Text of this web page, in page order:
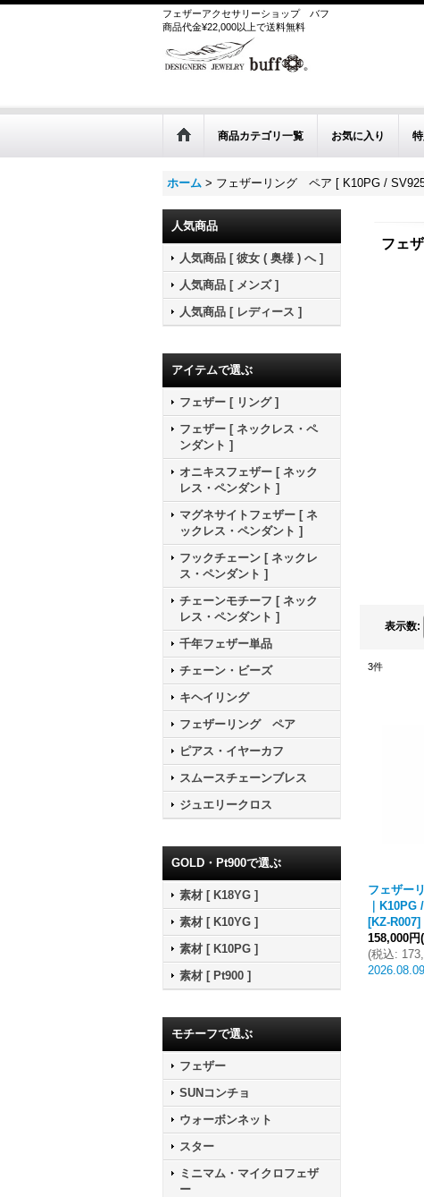
フェザーアクセサリーショップ
バフ
商品代金¥22,000以上で送料無料
商品カテゴリ一覧 お気に入り
ホーム > フェザーリング ペア [ K10PG /
人気商品
人気商品 [ 彼女 ( 奥様 ) へ ]
人気商品 [ メンズ ]
人気商品 [ レディース ]
アイテムで選ぶ
フェザー [ リング ]
フェザー [ ネックレス・ペ
ンダント ]
オニキスフェザー [ ネック
レス・ペンダント ]
マグネサイトフェザー [ ネ
ックレス・ペンダント ]
フックチェーン [ ネックレ
ス・ペンダント ]
チェーンモチーフ [ ネック
レス・ペンダント ]
千年フェザー単品
チェーン・ビーズ
キヘイリング
フェザーリング ペア
ピアス・イヤーカフ
スムースチェーンブレス
ジュエリークロス
GOLD・Pt900で選ぶ
素材 [ K18YG ]
素材 [ K10YG ]
素材 [ K10PG ]
素材 [ Pt900 ]
モチーフで選ぶ
フェザー
SUNコンチョ
ウォーボンネット
スター
ミニマム・マイクロフェザ
ー
フェ
表示数:
3件
フェザー
｜K10PG
[KZ-R007]
158,000円
(税込:
2026.08.09